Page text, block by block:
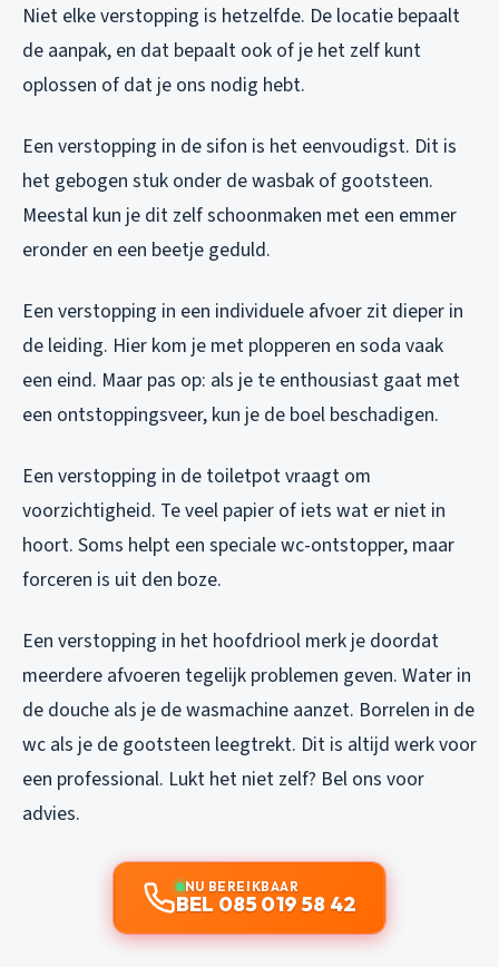
Niet elke verstopping is hetzelfde. De locatie bepaalt
de aanpak, en dat bepaalt ook of je het zelf kunt
oplossen of dat je ons nodig hebt.
Een verstopping in de sifon is het eenvoudigst. Dit is
het gebogen stuk onder de wasbak of gootsteen.
Meestal kun je dit zelf schoonmaken met een emmer
eronder en een beetje geduld.
Een verstopping in een individuele afvoer zit dieper in
de leiding. Hier kom je met plopperen en soda vaak
een eind. Maar pas op: als je te enthousiast gaat met
een ontstoppingsveer, kun je de boel beschadigen.
Een verstopping in de toiletpot vraagt om
voorzichtigheid. Te veel papier of iets wat er niet in
hoort. Soms helpt een speciale wc-ontstopper, maar
forceren is uit den boze.
Een verstopping in het hoofdriool merk je doordat
meerdere afvoeren tegelijk problemen geven. Water in
de douche als je de wasmachine aanzet. Borrelen in de
wc als je de gootsteen leegtrekt. Dit is altijd werk voor
een professional. Lukt het niet zelf? Bel ons voor
advies.
NU BEREIKBAAR
BEL 085 019 58 42